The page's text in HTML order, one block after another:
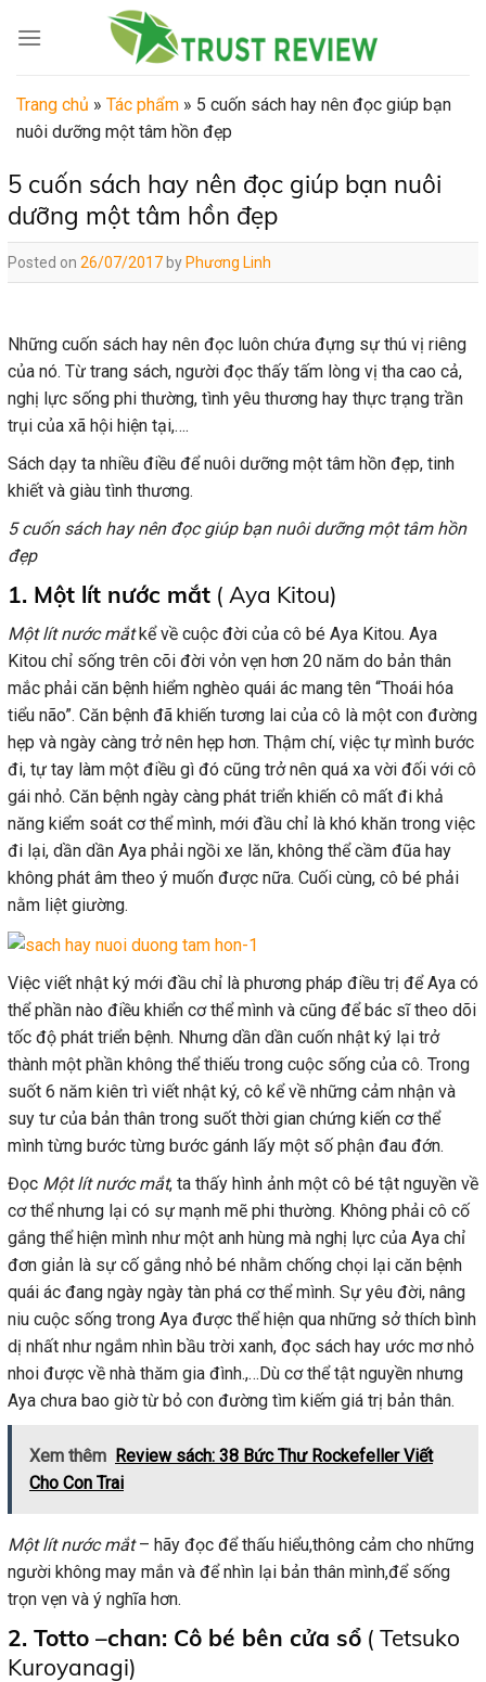
Trang chủ » Tác phẩm » 5 cuốn sách hay nên đọc giúp bạn
nuôi dưỡng một tâm hồn đẹp
5 cuốn sách hay nên đọc giúp bạn nuôi
dưỡng một tâm hồn đẹp
Posted on 26/07/2017 by Phương Linh
Những cuốn sách hay nên đọc luôn chứa đựng sự thú vị riêng
của nó. Từ trang sách, người đọc thấy tấm lòng vị tha cao cả,
nghị lực sống phi thường, tình yêu thương hay thực trạng trần
trụi của xã hội hiện tại,….
Sách dạy ta nhiều điều để nuôi dưỡng một tâm hồn đẹp, tinh
khiết và giàu tình thương.
5 cuốn sách hay nên đọc giúp bạn nuôi dưỡng một tâm hồn
đẹp
1. Một lít nước mắt ( Aya Kitou)
Một lít nước mắtkể về cuộc đời của cô bé Aya Kitou. Aya
Kitou chỉ sống trên cõi đời vỏn vẹn hơn 20 năm do bản thân
mắc phải căn bệnh hiểm nghèo quái ác mang tên “Thoái hóa
tiểu não”. Căn bệnh đã khiến tương lai của cô là một con đường
hẹp và ngày càng trở nên hẹp hơn. Thậm chí, việc tự mình bước
đi, tự tay làm một điều gì đó cũng trở nên quá xa vời đối với cô
gái nhỏ. Căn bệnh ngày càng phát triển khiến cô mất đi khả
năng kiểm soát cơ thể mình, mới đầu chỉ là khó khăn trong việc
đi lại, dần dần Aya phải ngồi xe lăn, không thể cầm đũa hay
không phát âm theo ý muốn được nữa. Cuối cùng, cô bé phải
nằm liệt giường.
Việc viết nhật ký mới đầu chỉ là phương pháp điều trị để Aya có
thể phần nào điều khiển cơ thể mình và cũng để bác sĩ theo dõi
tốc độ phát triển bệnh. Nhưng dần dần cuốn nhật ký lại trở
thành một phần không thể thiếu trong cuộc sống của cô. Trong
suốt 6 năm kiên trì viết nhật ký, cô kể về những cảm nhận và
suy tư của bản thân trong suốt thời gian chứng kiến cơ thể
mình từng bước từng bước gánh lấy một số phận đau đớn.
Đọc Một lít nước mắt, ta thấy hình ảnh một cô bé tật nguyền về
cơ thể nhưng lại có sự mạnh mẽ phi thường. Không phải cô cố
gắng thể hiện mình như một anh hùng mà nghị lực của Aya chỉ
đơn giản là sự cố gắng nhỏ bé nhằm chống chọi lại căn bệnh
quái ác đang ngày ngày tàn phá cơ thể mình. Sự yêu đời, nâng
niu cuộc sống trong Aya được thể hiện qua những sở thích bình
dị nhất như ngắm nhìn bầu trời xanh, đọc sách hay ước mơ nhỏ
nhoi được về nhà thăm gia đình.,…Dù cơ thể tật nguyền nhưng
Aya chưa bao giờ từ bỏ con đường tìm kiếm giá trị bản thân.
Xem thêm Review sách: 38 Bức Thư Rockefeller Viết
Cho Con Trai
Một lít nước mắt– hãy đọc để thấu hiểu,thông cảm cho những
người không may mắn và để nhìn lại bản thân mình,để sống
trọn vẹn và ý nghĩa hơn.
2. Totto –chan: Cô bé bên cửa sổ ( Tetsuko
Kuroyanagi)